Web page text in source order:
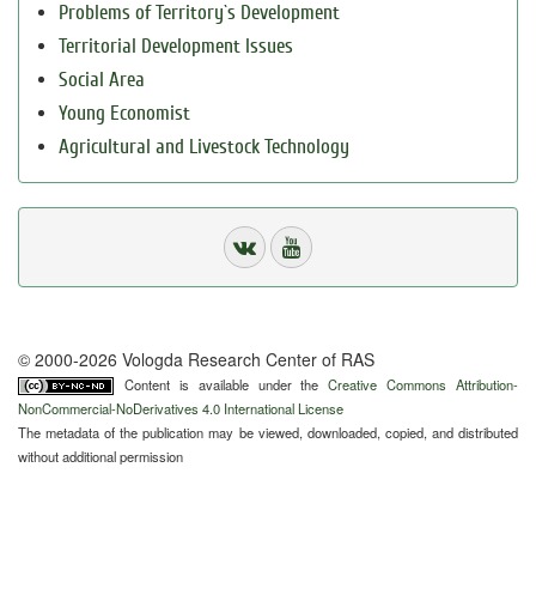
Problems of Territory`s Development
Territorial Development Issues
Social Area
Young Economist
Agricultural and Livestock Technology
© 2000-2026 Vologda Research Center of RAS
Content is available under theCreative Commons Attribution-
NonCommercial-NoDerivatives 4.0 International License
The metadata of the publication may be viewed, downloaded, copied, and distributed
without additional permission